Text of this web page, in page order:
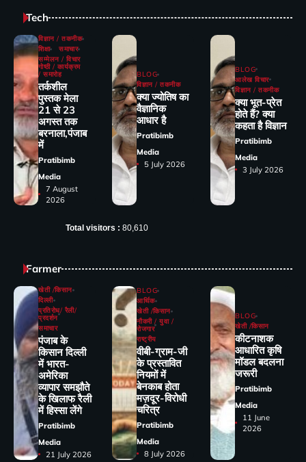
Tech
विज्ञान / तकनीक
शिक्षा
समाचार
सम्मेलन / विचार
गोष्ठी / कार्यक्रम
/ समारोह
तर्कशील
पुस्तक मेला
21 से 23
अगस्त तक
बरनाला,पंजाब
में
Pratibimb
Media
7 August
2026
BLOG
विज्ञान / तकनीक
क्या ज्योतिष का
वैज्ञानिक
आधार है
Pratibimb
Media
5 July 2026
BLOG
आलेख विचार
विज्ञान / तकनीक
क्या भूत-प्रेत
होते हैं? क्या
कहता है विज्ञान
Pratibimb
Media
3 July 2026
Total visitors : 80,610
Farmer
खेती /किसान
दिल्ली
प्रतिरोध/ रैली/
प्रदर्शन
समाचार
पंजाब के
किसान दिल्ली
में भारत-
अमेरिका
व्यापार समझौते
के खिलाफ रैली
में हिस्सा लेंगे
Pratibimb
Media
21 July 2026
BLOG
आर्थिक
खेती /किसान
नौकरी / युवा /
रोजगार
राष्ट्रीय
वीबी-ग्राम-जी
के प्रस्तावित
नियमों में
बेनकाब होता
मज़दूर-विरोधी
चरित्र
Pratibimb
Media
8 July 2026
BLOG
खेती /किसान
कीटनाशक
आधारित कृषि
मॉडल बदलना
जरूरी
Pratibimb
Media
11 June
2026